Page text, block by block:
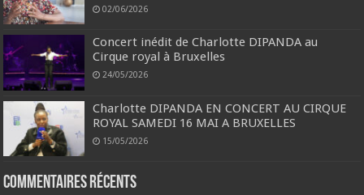
02/06/2026
Concert inédit de Charlotte DIPANDA au
Cirque royal à Bruxelles
24/05/2026
Charlotte DIPANDA EN CONCERT AU CIRQUE
ROYAL SAMEDI 16 MAI A BRUXELLES
15/05/2026
Commentaires récents